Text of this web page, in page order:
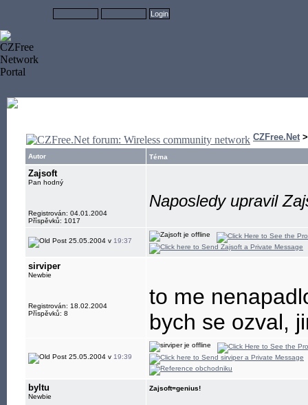
CZFree.Net
Autor Téma
Zajsoft
Pan hodný
Registrován: 04.01.2004
Příspěvků: 1017
Naposledy upravil
25.05.2004 v 19:37
sirviper
Newbie
Registrován: 18.02.2004
Příspěvků: 8
to me
bych se ozval,
25.05.2004 v 19:39
byltu
Newbie
Zajsoft=genius!